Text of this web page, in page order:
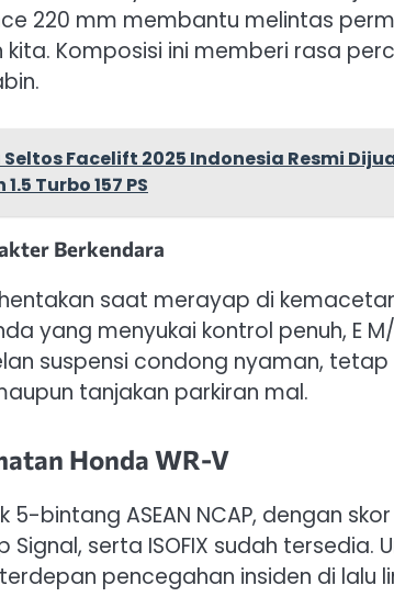
220 mm membantu melintas
Komposisi ini memberi rasa
Seltos Facelift 2025 Indonesia Resmi
Turbo 157 PS
Berkendara
saat merayap di
yang menyukai kontrol penuh, E
suspensi condong nyaman,
tanjakan parkiran mal.
Honda WR-V
bintang ASEAN NCAP, dengan
Signal, serta ISOFIX sudah tersedia.
pencegahan insiden di lalu